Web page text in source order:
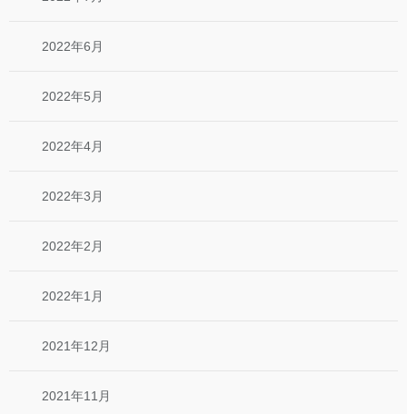
2022年6月
2022年5月
2022年4月
2022年3月
2022年2月
2022年1月
2021年12月
2021年11月